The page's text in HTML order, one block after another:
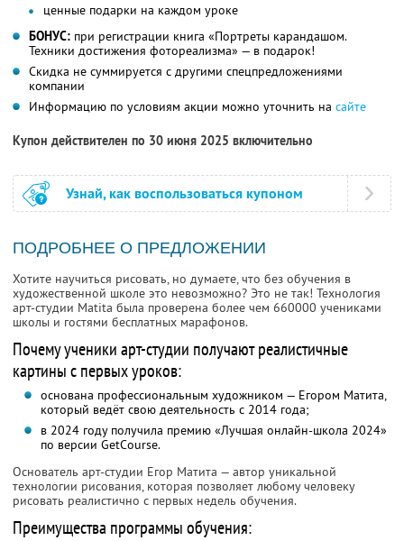
ценные подарки на каждом уроке
БОНУС: при регистрации книга «Портреты карандашом.
Техники достижения фотореализма» — в подарок!
Скидка не суммируется с другими спецпредложениями
компании
Информацию по условиям акции можно уточнить на сайте
Купон действителен по 30 июня 2025 включительно
Узнай, как воспользоваться купоном
ПОДРОБНЕЕ О ПРЕДЛОЖЕНИИ
Хотите научиться рисовать, но думаете, что без обучения в
художественной школе это невозможно? Это не так! Технология
арт-студии Matita была проверена более чем 660000 учениками
школы и гостями бесплатных марафонов.
Почему ученики арт-студии получают реалистичные
картины с первых уроков:
основана профессиональным художником — Егором Матита,
который ведёт свою деятельность с 2014 года;
в 2024 году получила премию «Лучшая онлайн-школа 2024»
по версии GetCourse.
Основатель арт-студии Егор Матита — автор уникальной
технологии рисования, которая позволяет любому человеку
рисовать реалистично с первых недель обучения.
Преимущества программы обучения: